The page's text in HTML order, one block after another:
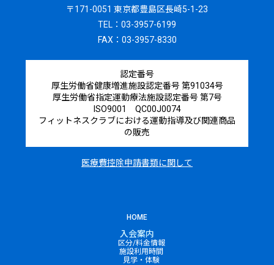
〒171-0051 東京都豊島区長崎5-1-23
TEL：03-3957-6199
FAX：03-3957-8330
認定番号
厚生労働省健康増進施設認定番号 第91034号
厚生労働省指定運動療法施設認定番号 第7号
ISO9001 QC00J0074
フィットネスクラブにおける運動指導及び関連商品
の販売
医療費控除申請書類に関して
HOME
入会案内
区分/料金情報
施設利用時間
見学・体験